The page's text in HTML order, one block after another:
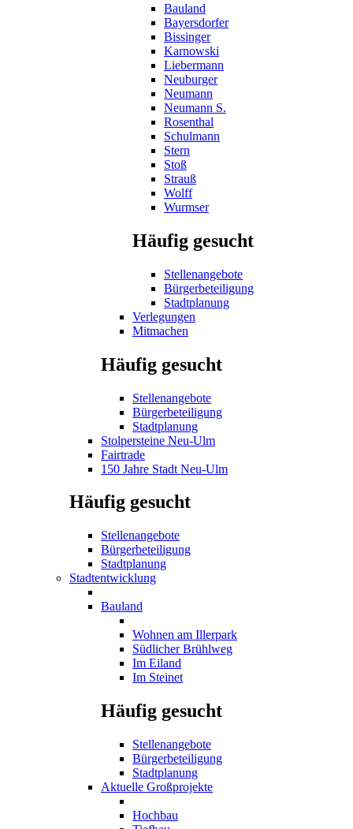
Bauland
Bayersdorfer
Bissinger
Karnowski
Liebermann
Neuburger
Neumann
Neumann S.
Rosenthal
Schulmann
Stern
Stoß
Strauß
Wolff
Wurmser
Häufig gesucht
Stellenangebote
Bürgerbeteiligung
Stadtplanung
Verlegungen
Mitmachen
Häufig gesucht
Stellenangebote
Bürgerbeteiligung
Stadtplanung
Stolpersteine Neu-Ulm
Fairtrade
150 Jahre Stadt Neu-Ulm
Häufig gesucht
Stellenangebote
Bürgerbeteiligung
Stadtplanung
Stadtentwicklung
Bauland
Wohnen am Illerpark
Südlicher Brühlweg
Im Eiland
Im Steinet
Häufig gesucht
Stellenangebote
Bürgerbeteiligung
Stadtplanung
Aktuelle Großprojekte
Hochbau